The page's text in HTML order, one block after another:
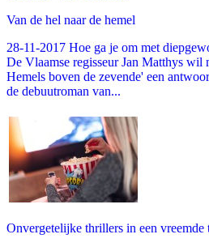
Van de hel naar de hemel
28-11-2017 Hoe ga je om met
De Vlaamse regisseur Jan Matthys
Hemels boven de zevende' een
de debuutroman van...
Onvergetelijke thrillers in een vreemde